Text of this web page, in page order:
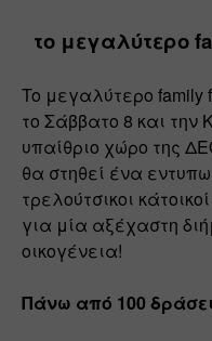
το μεγαλύτερο
To μεγαλύτερο family
το Σάββατο 8 και την
υπαίθριο χώρο της
θα στηθεί ένα
τρελούτσικοι
για μία αξέχαστη
οικογένεια!
Πάνω από 100